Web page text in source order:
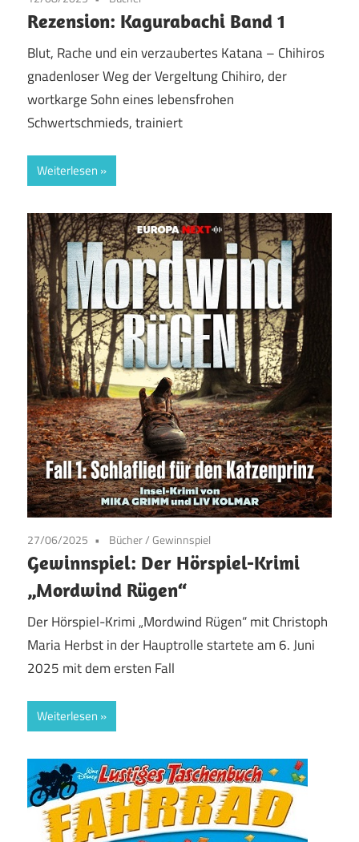
Rezension: Kagurabachi Band 1
Blut, Rache und ein verzaubertes Katana – Chihiros
gnadenloser Weg der Vergeltung Chihiro, der
wortkarge Sohn eines lebensfrohen
Schwertschmieds, trainiert
Weiterlesen
27/06/2025 Bücher/Gewinnspiel
Gewinnspiel: Der Hörspiel-Krimi
„Mordwind Rügen“
Der Hörspiel-Krimi „Mordwind Rügen“ mit Christoph
Maria Herbst in der Hauptrolle startete am 6. Juni
2025 mit dem ersten Fall
Weiterlesen